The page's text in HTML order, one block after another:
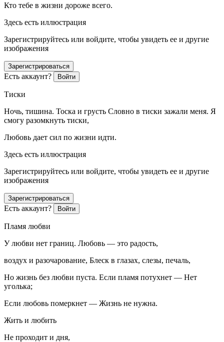
Кто тебе в жизни дороже всего.
Здесь есть иллюстрация
Зарегистрируйтесь или войдите, чтобы увидеть ее и другие
изображения
Зарегистрироваться
Есть аккаунт? Войти
Тиски
Ночь, тишина. Тоска и грусть Словно в тиски зажали меня. Я
смогу разомкнуть тиски,
Любовь дает сил по жизни идти.
Здесь есть иллюстрация
Зарегистрируйтесь или войдите, чтобы увидеть ее и другие
изображения
Зарегистрироваться
Есть аккаунт? Войти
Пламя любви
У любви нет границ. Любовь — это радость,
воздух и разочарование, Блеск в глазах, слезы, печаль,
Но жизнь без любви пуста. Если пламя потухнет — Нет
уголька;
Если любовь померкнет — Жизнь не нужна.
Жить и любить
Не проходит и дня,